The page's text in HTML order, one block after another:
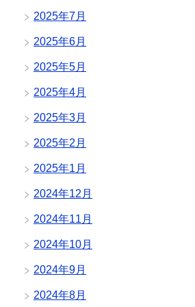
2025年7月
2025年6月
2025年5月
2025年4月
2025年3月
2025年2月
2025年1月
2024年12月
2024年11月
2024年10月
2024年9月
2024年8月